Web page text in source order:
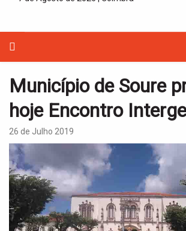
Município de Soure
hoje Encontro
26 de Julho 2019